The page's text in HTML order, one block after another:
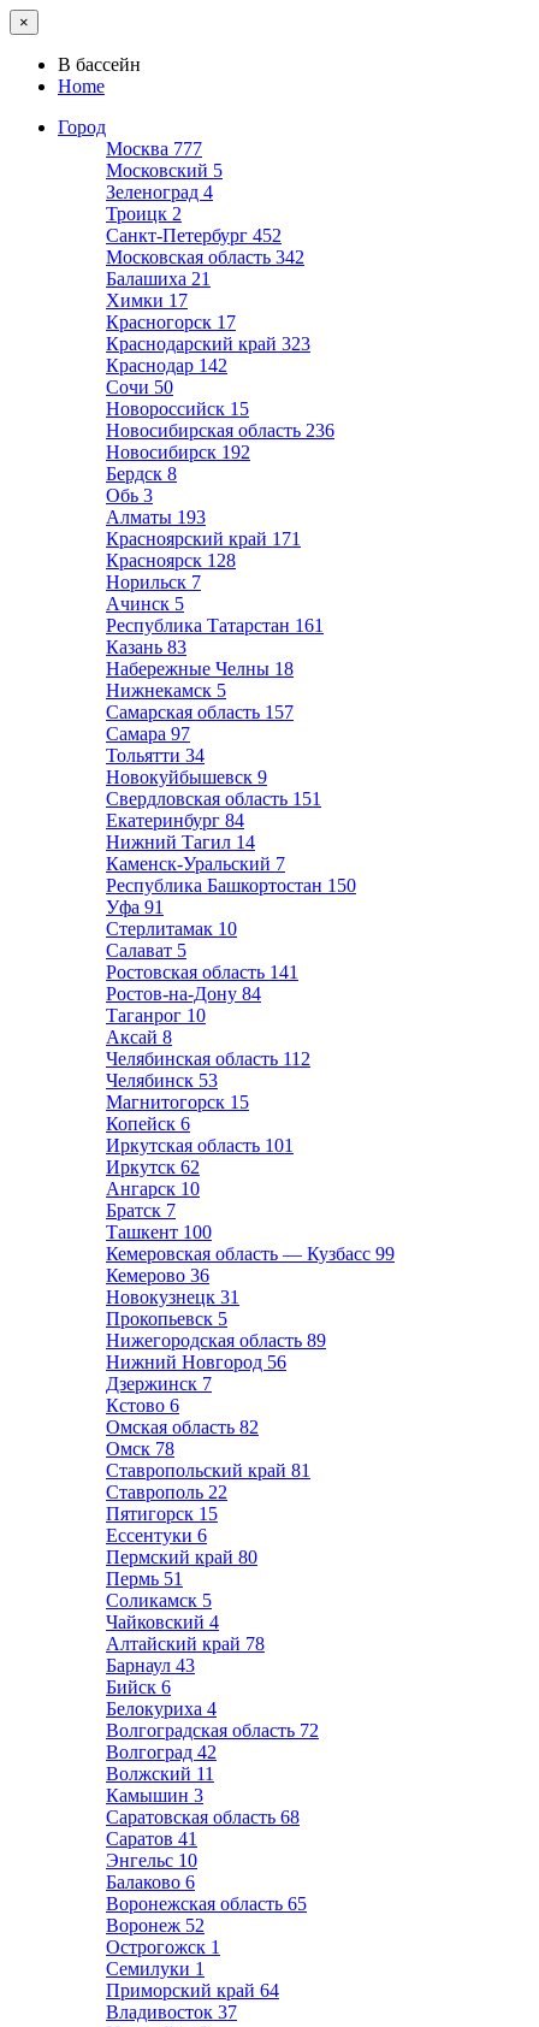
×
В бассейн
Home
Город
Москва 777
Московский 5
Зеленоград 4
Троицк 2
Санкт-Петербург 452
Московская область 342
Балашиха 21
Химки 17
Красногорск 17
Краснодарский край 323
Краснодар 142
Сочи 50
Новороссийск 15
Новосибирская область 236
Новосибирск 192
Бердск 8
Обь 3
Алматы 193
Красноярский край 171
Красноярск 128
Норильск 7
Ачинск 5
Республика Татарстан 161
Казань 83
Набережные Челны 18
Нижнекамск 5
Самарская область 157
Самара 97
Тольятти 34
Новокуйбышевск 9
Свердловская область 151
Екатеринбург 84
Нижний Тагил 14
Каменск-Уральский 7
Республика Башкортостан 150
Уфа 91
Стерлитамак 10
Салават 5
Ростовская область 141
Ростов-на-Дону 84
Таганрог 10
Аксай 8
Челябинская область 112
Челябинск 53
Магнитогорск 15
Копейск 6
Иркутская область 101
Иркутск 62
Ангарск 10
Братск 7
Ташкент 100
Кемеровская область — Кузбасс 99
Кемерово 36
Новокузнецк 31
Прокопьевск 5
Нижегородская область 89
Нижний Новгород 56
Дзержинск 7
Кстово 6
Омская область 82
Омск 78
Ставропольский край 81
Ставрополь 22
Пятигорск 15
Ессентуки 6
Пермский край 80
Пермь 51
Соликамск 5
Чайковский 4
Алтайский край 78
Барнаул 43
Бийск 6
Белокуриха 4
Волгоградская область 72
Волгоград 42
Волжский 11
Камышин 3
Саратовская область 68
Саратов 41
Энгельс 10
Балаково 6
Воронежская область 65
Воронеж 52
Острогожск 1
Семилуки 1
Приморский край 64
Владивосток 37